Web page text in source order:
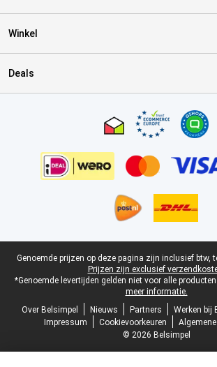
Winkel
Deals
Juridische voettekst
Genoemde prijzen op deze pagina zijn inclusief btw,
Prijzen zijn exclusief
*Genoemde levertijden gelden niet voor alle
meer informatie.
Over Belsimpel
Nieuws Partners Werken bij
Impressum
Cookievoorkeuren
© 2026 Belsimpel